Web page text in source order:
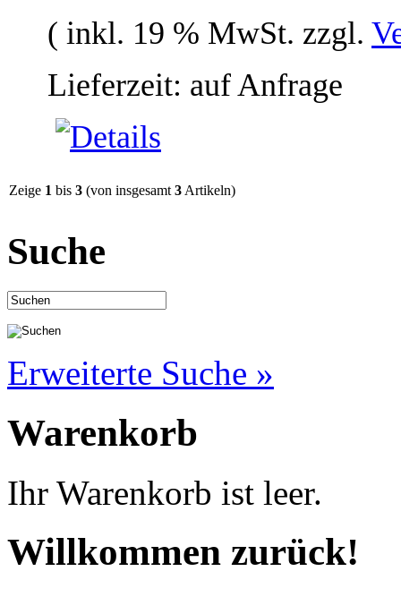
( inkl. 19 % MwSt. zzgl.
Lieferzeit: auf Anfrage
Zeige 1 bis 3 (von insgesamt 3 Artikeln)
Suche
Erweiterte Suche »
Warenkorb
Ihr Warenkorb ist leer.
Willkommen zurück!